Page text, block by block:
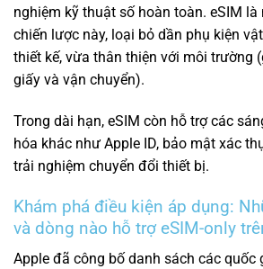
nghiệm kỹ thuật số hoàn toàn. eSIM
chiến lược này, loại bỏ dần phụ kiện
thiết kế, vừa thân thiện với môi trường
giấy và vận chuyển).
Trong dài hạn, eSIM còn hỗ trợ các
hóa khác như Apple ID, bảo mật xác
trải nghiệm chuyển đổi thiết bị.
Khám phá điều kiện áp dụng:
và dòng nào hỗ trợ eSIM-only
Apple đã công bố danh sách các quốc